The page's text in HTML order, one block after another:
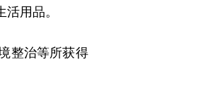
用品。
整治等所获得